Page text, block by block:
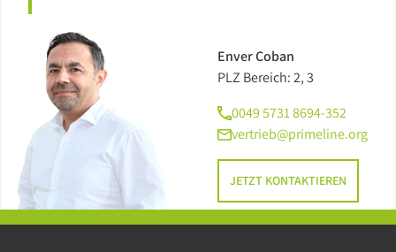
Enver Coban
PLZ Bereich: 2, 3
0049 5731 8694-352
vertrieb@primeline.org
JETZT KONTAKTIEREN